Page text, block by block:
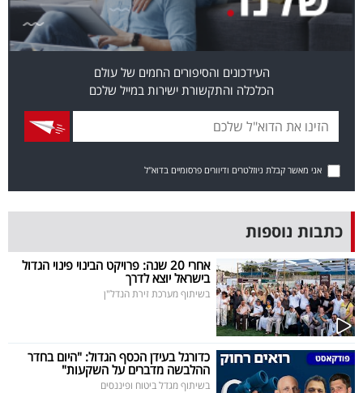
אחרינו:
העידכונים והסיפורים החמים של עולם
הכלכלה והתקשורת ישירות במייל שלכם
אני מאשר קבלת ניוזלטרים ודיוורים פרסומיים בדוא"ל
כתבות נוספות
אחרי 20 שנה: פרויקט הבינוי פינוי הגדול
בישראל יוצא לדרך
בשיתוף מערכת זירת הנדל"ן
כדורגל בעידן הכסף הגדול: "היום בחדר
ההלבשה מדברים על השקעות"
בשיתוף מגדל ביטוח ופיננסים